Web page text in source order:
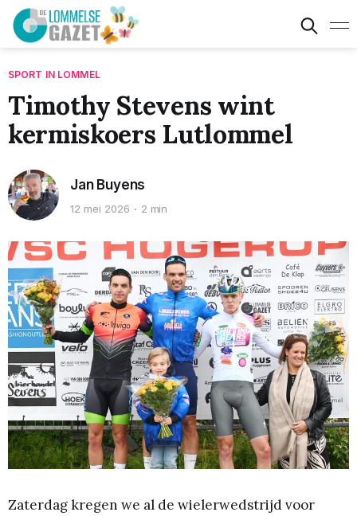
SPORT IN LOMMEL
Timothy Stevens wint
kermiskoers Lutlommel
Jan Buyens
12 mei 2026 2 min
Zaterdag kregen we al de wielerwedstrijd voor